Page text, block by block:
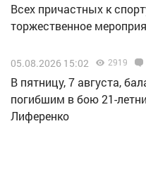
Всех причастных к
торжественное
05.08.2026 15:02 2919
В пятницу, 7 августа,
погибшим в бою 21-
Лиференко